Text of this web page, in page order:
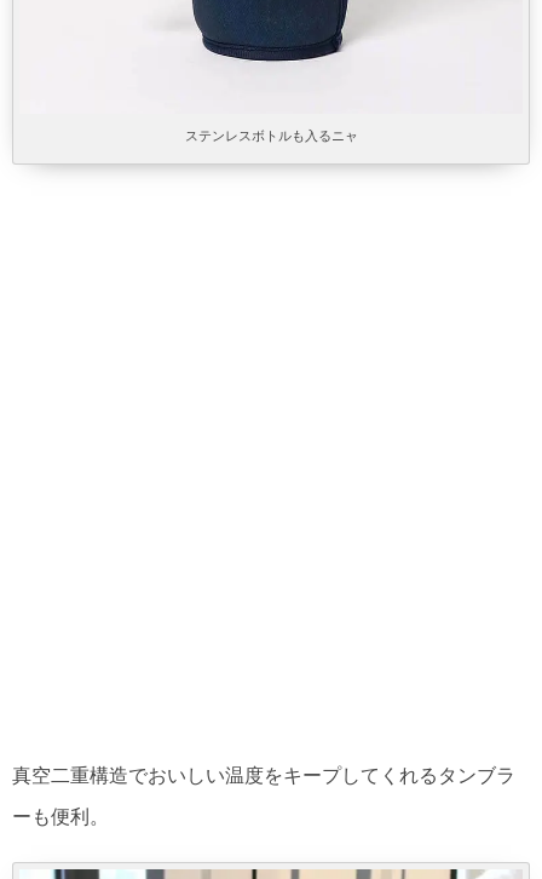
ステンレスボトルも入るニャ
真空二重構造でおいしい温度をキープしてくれるタンブラ
ーも便利。